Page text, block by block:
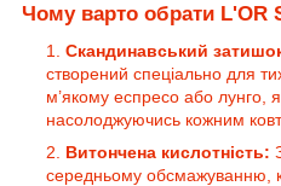
Чому варто обрати L'OR
Скандинавський
створений спеціально для
м’якому еспресо або лунго,
насолоджуючись кожним
Витончена кислотність:
середньому обсмажуванню,